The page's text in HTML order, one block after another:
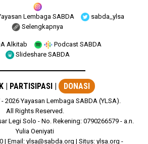
Lembaga SABDA
sabda_ylsa
Selengkapnya
Alkitab
Podcast SABDA
Slideshare SABDA
| PARTISIPASI | DONASI
-2026Yayasan Lembaga SABDA (YLSA).
All Rights Reserved.
Legi Solo - No. Rekening: 0790266579 - a.n.
Yulia Oeniyati
| Email: ylsa@sabda.org | Situs: ylsa.org -